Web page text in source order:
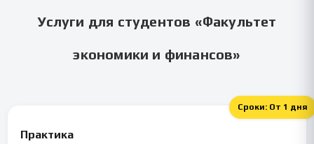
Услуги для студентов «Факультет
экономики и финансов»
Сроки: От 1 дня
Практика